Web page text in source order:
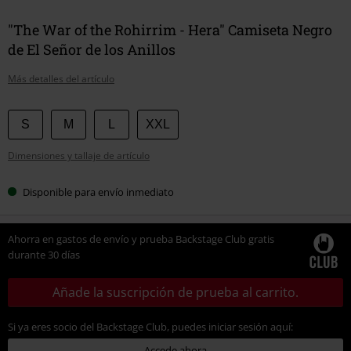
"The War of the Rohirrim - Hera" Camiseta Negro
de El Señor de los Anillos
Más detalles del artículo
Elige
tu
talla
S M XXL
Dimensiones y tallaje de artículo
Disponible para envío inmediato
Ahorra en gastos de envío y prueba Backstage Club gratis
durante 30 días
Añade la suscripción de prueba al carrito.
Si ya eres socio del Backstage Club, puedes iniciar sesión aquí: